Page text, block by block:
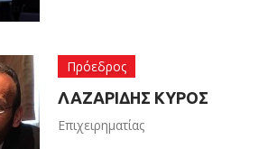
Πρόεδρος
ΛΑΖΑΡΙΔΗΣ ΚΥΡΟΣ
Επιχειρηματίας